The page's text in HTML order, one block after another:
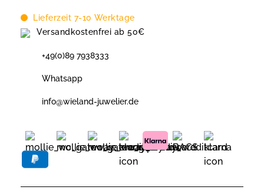
Lieferzeit 7-10 Werktage
Versandkostenfrei ab 50€
+49(0)89 7938333
Whatsapp
info@wieland-juwelier.de